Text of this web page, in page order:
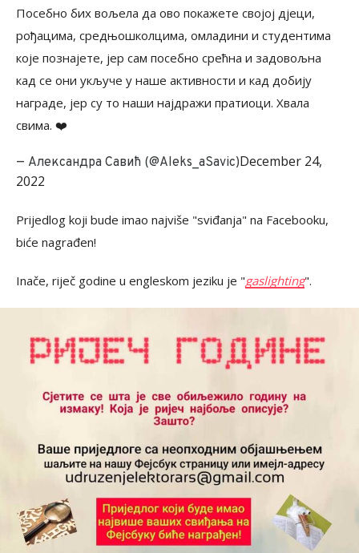
Посебно бих вољела да ово покажете својој дјеци,
рођацима, средњошколцима, омладини и студентима
које познајете, јер сам посебно срећна и задовољна
кад се они укључе у наше активности и кад добију
награде, јер су то наши најдражи пратиоци. Хвала
свима. ❤️
— Александра Савић (@Aleks_aSavic)December 24,
2022
Prijedlog koji bude imao najviše "sviđanja" na Facebooku,
biće nagrađen!
Inače, riječ godine u engleskom jeziku je "gaslighting".